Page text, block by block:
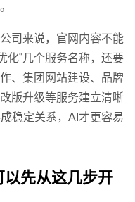
司来说，官网内容不能
化”几个服务名称，还要
、集团网站建设、品牌
版升级等服务建立清晰
稳定关系，AI才更容易
以先从这几步开